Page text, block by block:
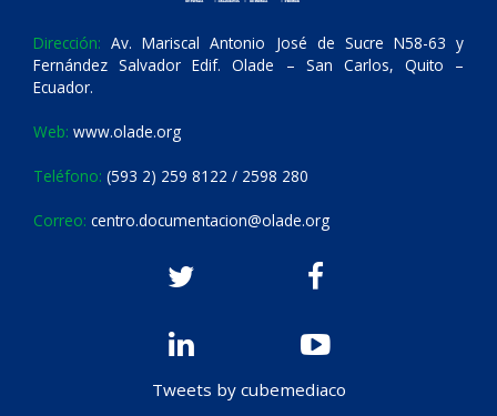
Dirección: Av. Mariscal Antonio José de Sucre N58-63 y
Fernández Salvador Edif. Olade – San Carlos, Quito –
Ecuador.
Web: www.olade.org
Teléfono: (593 2) 259 8122 / 2598 280
Correo: centro.documentacion@olade.org
Tweets by cubemediaco